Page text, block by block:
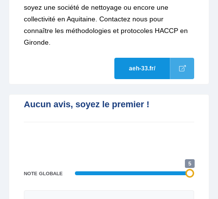
soyez une société de nettoyage ou encore une
collectivité en Aquitaine. Contactez nous pour
connaître les méthodologies et protocoles HACCP en
Gironde.
aeh-33.fr/
Aucun avis, soyez le premier !
NOTE GLOBALE
5